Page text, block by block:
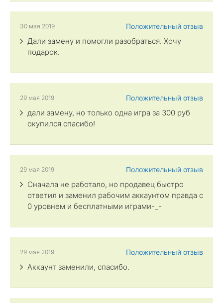
Положительный отзыв
30 мая 2019
Дали замену и помогли разобраться. Хочу
подарок.
Положительный отзыв
29 мая 2019
дали замену, но только одна игра за 300 руб
окупился спасибо!
Положительный отзыв
29 мая 2019
Сначала не работало, но продавец быстро
ответил и заменил рабочим аккаунтом правда с
0 уровнем и бесплатными играми-_-
Положительный отзыв
29 мая 2019
Аккаунт заменили, спасибо.